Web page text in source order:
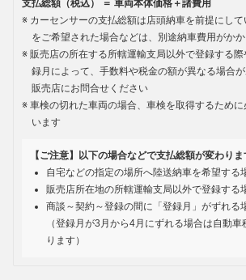
支払総額（税込） ＝ 車両本体価格＋諸費用
カーセンサーの支払総額は店頭納車を前提にし
をご希望された場合などは、別途納車費用がか
販売店の所在する所轄運輸支局以外で登録する
録月によって、手数料や税金の額が異なる場合
販売店にお問合せください
車検の切れた車両の場合、車検を取得するため
います
【ご注意】以下の場合などで支払総額が変わりま
自宅などの指定の場所へ陸送納車を希望する
販売店所在地の所轄運輸支局以外で登録する
商談～契約～登録の間に「登録月」がずれる
（登録月が3月から4月にずれる場合は自動
ります）